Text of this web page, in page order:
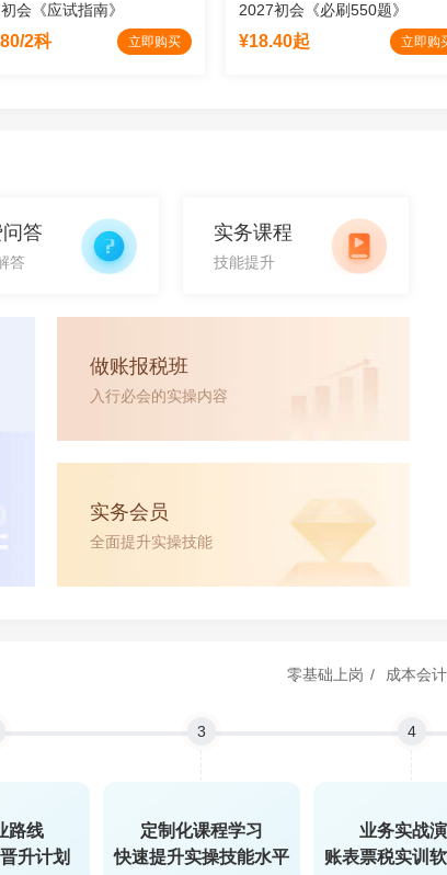
会《应试指南》
2科 立即购买
2027初会《必刷550题》
¥18.40起 立即购
答
答
实务课程
技能提升
做账报税班
入行必会的实操内容
实务会员
全面提升实操技能
零基础上岗 / 成本会计
路线
升计划
3
定制化课程学习
快速提升实操技能水平
4
业务实战
账表票税实训